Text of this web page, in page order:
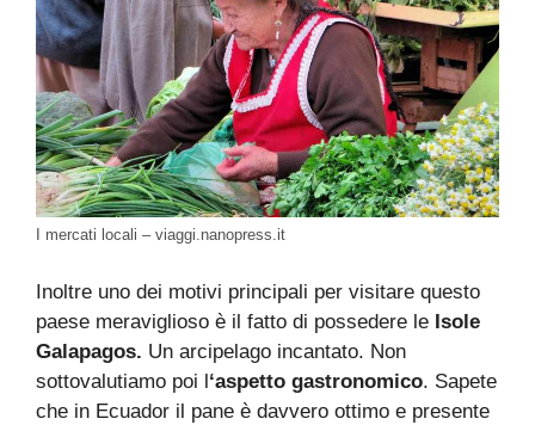
I mercati locali – viaggi.nanopress.it
Inoltre uno dei motivi principali per visitare questo
paese meraviglioso è il fatto di possedere le Isole
Galapagos. Un arcipelago incantato. Non
sottovalutiamo poi l‘aspetto gastronomico. Sapete
che in Ecuador il pane è davvero ottimo e presente